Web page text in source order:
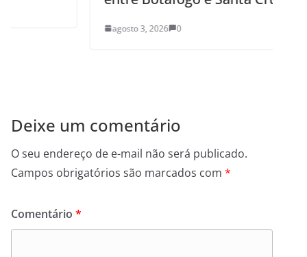
agosto 3, 2026 0
Deixe um comentário
O seu endereço de e-mail não será publicado.
Campos obrigatórios são marcados com *
Comentário *